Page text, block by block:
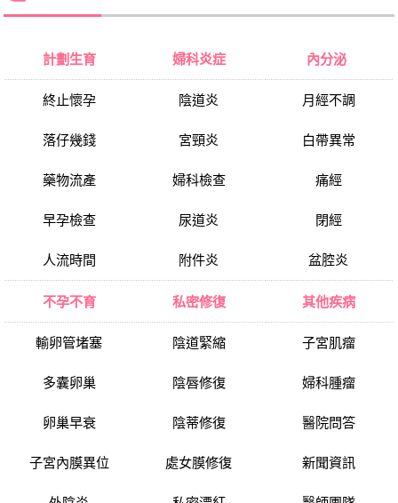
計劃生育
終止懷孕
落仔幾錢
藥物流產
早孕檢查
人流時間
婦科炎症
陰道炎
宮頸炎
婦科檢查
尿道炎
附件炎
內分泌
月經不調
白帶異常
痛經
閉經
盆腔炎
不孕不育
輸卵管堵塞
多囊卵巢
卵巢早衰
子宮內膜異位
私密修復
陰道緊縮
陰唇修復
陰蒂修復
處女膜修復
其他疾病
子宮肌瘤
婦科腫瘤
醫院問答
新聞資訊